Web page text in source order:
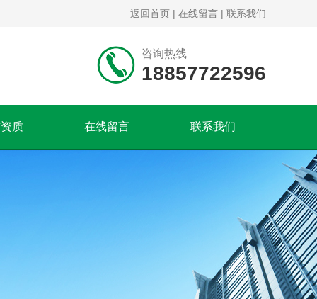
返回首页 | 在线留言 | 联系我们
咨询热线
18857722596
质 在线留言 联系我们